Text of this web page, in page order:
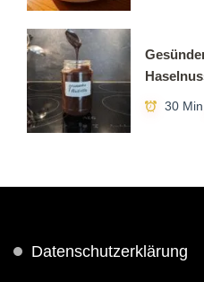
30
Datenschutzerklärung